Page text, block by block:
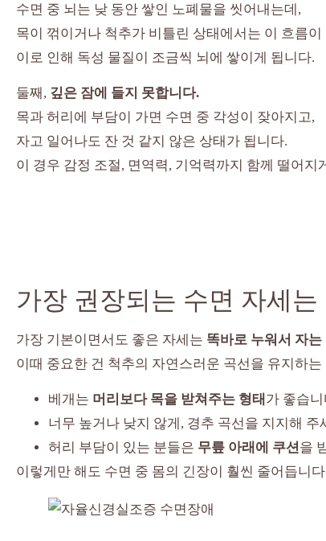
수면 중 뇌는 낮 동안 쌓인 노폐물을 씻어내는데,
목이 꺾이거나 척추가 비틀린 상태에서는 이 흐름이
이로 인해 독성 물질이 조금씩 뇌에 쌓이게 됩니다.
둘째, 깊은 잠에 들지 못합니다.
목과 허리에 부담이 가면 수면 중 각성이 잦아지고,
자고 일어나도 잔 것 같지 않은 상태가 됩니다.
이 경우 감정 조절, 면역력, 기억력까지 함께 떨어지
가장 권장되는 수면 자세
가장 기본이면서도 좋은 자세는 똑바로 누워서 자는
이때 중요한 건 척추의 자연스러운 곡선을 유지하는
베개는 머리보다 목을 받쳐주는 형태 가 좋습
너무 높거나 낮지 않게, 경추 곡선을 지지해 주
허리 부담이 있는 분들은 무릎 아래에 쿠션을
이렇게만 해도 수면 중 몸의 긴장이 훨씬 줄어듭니